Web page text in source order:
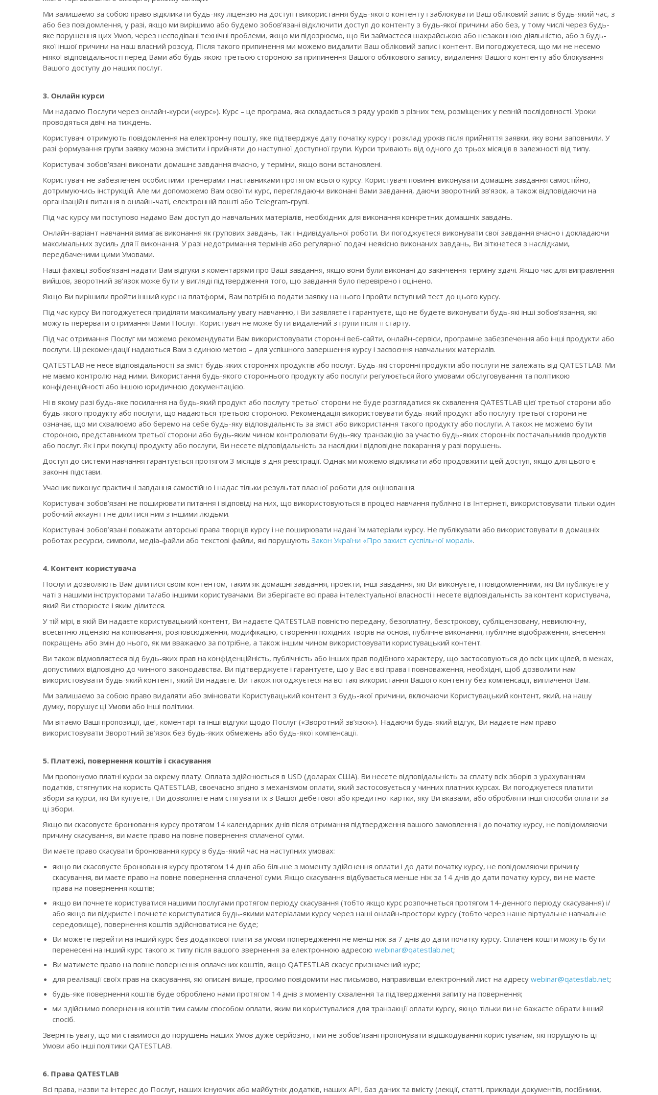
Ми залишаємо за собою право відкликати будь-яку ліцензію на доступ і використання будь-якого контенту і заблокувати Ваш обліковий запис в будь-який час, з
або без повідомлення, у разі, якщо ми вирішимо або будемо зобов’язані відключити доступ до контенту з будь-якої причини або без, у тому числі через будь-
яке порушення цих Умов, через несподівані технічні проблеми, якщо ми підозрюємо, що Ви займаєтеся шахрайською або незаконною діяльністю, або з будь-
якої іншої причини на наш власний розсуд. Після такого припинення ми можемо видалити Ваш обліковий запис і контент. Ви погоджуєтеся, що ми не несемо
ніякої відповідальності перед Вами або будь-якою третьою стороною за припинення Вашого облікового запису, видалення Вашого контенту або блокування
Вашого доступу до наших послуг.
3. Онлайн курси
Ми надаємо Послуги через онлайн-курси («курс»). Курс – це програма, яка складається з ряду уроків з різних тем, розміщених у певній послідовності. Уроки
проводяться двічі на тиждень.
Користувачі отримують повідомлення на електронну пошту, яке підтверджує дату початку курсу і розклад уроків після прийняття заявки, яку вони заповнили. У
разі формування групи заявку можна змістити і прийняти до наступної доступної групи. Курси тривають від одного до трьох місяців в залежності від типу.
Користувачі зобов’язані виконати домашнє завдання вчасно, у терміни, якщо вони встановлені.
Користувачі не забезпечені особистими тренерами і наставниками протягом всього курсу. Користувачі повинні виконувати домашнє завдання самостійно,
дотримуючись інструкцій. Але ми допоможемо Вам освоїти курс, переглядаючи виконані Вами завдання, даючи зворотний зв’язок, а також відповідаючи на
організаційні питання в онлайн-чаті, електронній пошті або Telegram-групі.
Під час курсу ми поступово надамо Вам доступ до навчальних матеріалів, необхідних для виконання конкретних домашніх завдань.
Онлайн-варіант навчання вимагає виконання як групових завдань, так і індивідуальної роботи. Ви погоджуєтеся виконувати свої завдання вчасно і докладаючи
максимальних зусиль для її виконання. У разі недотримання термінів або регулярної подачі неякісно виконаних завдань, Ви зіткнетеся з наслідками,
передбаченими цими Умовами.
Наші фахівці зобов’язані надати Вам відгуки з коментарями про Ваші завдання, якщо вони були виконані до закінчення терміну здачі. Якщо час для виправлення
вийшов, зворотний зв’язок може бути у вигляді підтвердження того, що завдання було перевірено і оцінено.
Якщо Ви вирішили пройти інший курс на платформі, Вам потрібно подати заявку на нього і пройти вступний тест до цього курсу.
Під час курсу Ви погоджуєтеся приділяти максимальну увагу навчанню, і Ви заявляєте і гарантуєте, що не будете виконувати будь-які інші зобов’язання, які
можуть перервати отримання Вами Послуг. Користувач не може бути видалений з групи після її старту.
Під час отримання Послуг ми можемо рекомендувати Вам використовувати сторонні веб-сайти, онлайн-сервіси, програмне забезпечення або інші продукти або
послуги. Ці рекомендації надаються Вам з єдиною метою – для успішного завершення курсу і засвоєння навчальних матеріалів.
QATESTLAB не несе відповідальності за зміст будь-яких сторонніх продуктів або послуг. Будь-які сторонні продукти або послуги не залежать від QATESTLAB. Ми
не маємо контролю над ними. Використання будь-якого стороннього продукту або послуги регулюється його умовами обслуговування та політикою
конфіденційності або іншою юридичною документацією.
Ні в якому разі будь-яке посилання на будь-який продукт або послугу третьої сторони не буде розглядатися як схвалення QATESTLAB цієї третьої сторони або
будь-якого продукту або послуги, що надаються третьою стороною. Рекомендація використовувати будь-який продукт або послугу третьої сторони не
означає, що ми схвалюємо або беремо на себе будь-яку відповідальність за зміст або використання такого продукту або послуги. А також не можемо бути
стороною, представником третьої сторони або будь-яким чином контролювати будь-яку транзакцію за участю будь-яких сторонніх постачальників продуктів
або послуг. Як і при покупці продукту або послуги, Ви несете відповідальність за наслідки і відповідне покарання у разі порушень.
Доступ до системи навчання гарантується протягом 3 місяців з дня реєстрації. Однак ми можемо відкликати або продовжити цей доступ, якщо для цього є
законні підстави.
Учасник виконує практичні завдання самостійно і надає тільки результат власної роботи для оцінювання.
Користувачі зобов’язані не поширювати питання і відповіді на них, що використовуються в процесі навчання публічно і в Інтернеті, використовувати тільки один
робочий аккаунт і не ділитися ним з іншими людьми.
Користувачі зобов’язані поважати авторські права творців курсу і не поширювати надані їм матеріали курсу. Не публікувати або використовувати в домашніх
роботах ресурси, символи, медіа-файли або текстові файли, які порушують Закон України «Про захист суспільної моралі».
4. Контент користувача
Послуги дозволяють Вам ділитися своїм контентом, таким як домашні завдання, проекти, інші завдання, які Ви виконуєте, і повідомленнями, які Ви публікуєте у
чаті з нашими інструкторами та/або іншими користувачами. Ви зберігаєте всі права інтелектуальної власності і несете відповідальність за контент користувача,
який Ви створюєте і яким ділитеся.
У тій мірі, в якій Ви надаєте користувацький контент, Ви надаєте QATESTLAB повністю передану, безоплатну, безстрокову, субліцензовану, невиключну,
всесвітню ліцензію на копіювання, розповсюдження, модифікацію, створення похідних творів на основі, публічне виконання, публічне відображення, внесення
покращень або змін до нього, як ми вважаємо за потрібне, а також іншим чином використовувати користувацький контент.
Ви також відмовляєтеся від будь-яких прав на конфіденційність, публічність або інших прав подібного характеру, що застосовуються до всіх цих цілей, в межах,
допустимих відповідно до чинного законодавства. Ви підтверджуєте і гарантуєте, що у Вас є всі права і повноваження, необхідні, щоб дозволити нам
використовувати будь-який контент, який Ви надаєте. Ви також погоджуєтеся на всі такі використання Вашого контенту без компенсації, виплаченої Вам.
Ми залишаємо за собою право видаляти або змінювати Користувацький контент з будь-якої причини, включаючи Користувацький контент, який, на нашу
думку, порушує ці Умови або інші політики.
Ми вітаємо Ваші пропозиції, ідеї, коментарі та інші відгуки щодо Послуг («Зворотний зв’язок»). Надаючи будь-який відгук, Ви надаєте нам право
використовувати Зворотний зв’язок без будь-яких обмежень або будь-якої компенсації.
5. Платежі, повернення коштів і скасування
Ми пропонуємо платні курси за окрему плату. Оплата здійснюється в USD (доларах США). Ви несете відповідальність за сплату всіх зборів з урахуванням
податків, стягнутих на користь QATESTLAB, своєчасно згідно з механізмом оплати, який застосовується у чинних платних курсах. Ви погоджуєтеся платити
збори за курси, які Ви купуєте, і Ви дозволяєте нам стягувати їх з Вашої дебетової або кредитної картки, яку Ви вказали, або обробляти інші способи оплати за
ці збори.
Якщо ви скасовуєте бронювання курсу протягом 14 календарних днів після отримання підтвердження вашого замовлення і до початку курсу, не повідомляючи
причину скасування, ви маєте право на повне повернення сплаченої суми.
Ви маєте право скасувати бронювання курсу в будь-який час на наступних умовах:
якщо ви скасовуєте бронювання курсу протягом 14 днів або більше з моменту здійснення оплати і до дати початку курсу, не повідомляючи причину
скасування, ви маєте право на повне повернення сплаченої суми. Якщо скасування відбувається менше ніж за 14 днів до дати початку курсу, ви не маєте
права на повернення коштів;
якщо ви почнете користуватися нашими послугами протягом періоду скасування (тобто якщо курс розпочнеться протягом 14-денного періоду скасування) і/
або якщо ви відкриєте і почнете користуватися будь-якими матеріалами курсу через наші онлайн-простори курсу (тобто через наше віртуальне навчальне
середовище), повернення коштів здійснюватися не буде;
Ви можете перейти на інший курс без додаткової плати за умови попередження не менш ніж за 7 днів до дати початку курсу. Сплачені кошти можуть бути
перенесені на інший курс такого ж типу після вашого звернення за електронною адресою webinar@qatestlab.net;
Ви матимете право на повне повернення оплачених коштів, якщо QATESTLAB скасує призначений курс;
для реалізації своїх прав на скасування, які описані вище, просимо повідомити нас письмово, направивши електронний лист на адресу webinar@qatestlab.net;
будь-яке повернення коштів буде оброблено нами протягом 14 днів з моменту схвалення та підтвердження запиту на повернення;
ми здійснимо повернення коштів тим самим способом оплати, яким ви користувалися для транзакції оплати курсу, якщо тільки ви не бажаєте обрати інший
спосіб.
Зверніть увагу, що ми ставимося до порушень наших Умов дуже серйозно, і ми не зобов’язані пропонувати відшкодування користувачам, які порушують ці
Умови або інші політики QATESTLAB.
6. Права QATESTLAB
Всі права, назви та інтерес до Послуг, наших існуючих або майбутніх додатків, наших API, баз даних та вмісту (лекції, статті, приклади документів, посібники,